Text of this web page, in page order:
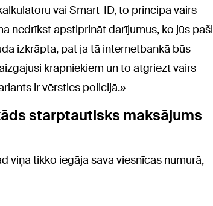
vai Smart-ID, to principā vairs
nedrīkst apstiprināt darījumus, ko jūs paši
izkrāpta, pat ja tā internetbankā būs
krāpniekiem un to atgriezt vairs
ir vērsties policijā.»
starptautisks maksājums
viņa tikko iegāja sava viesnīcas numurā,